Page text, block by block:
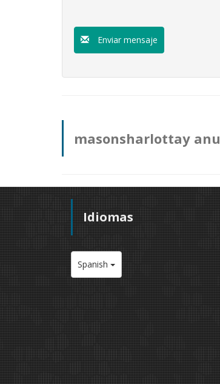
Enviar mensaje
masonsharlottay
Idiomas
Spanish